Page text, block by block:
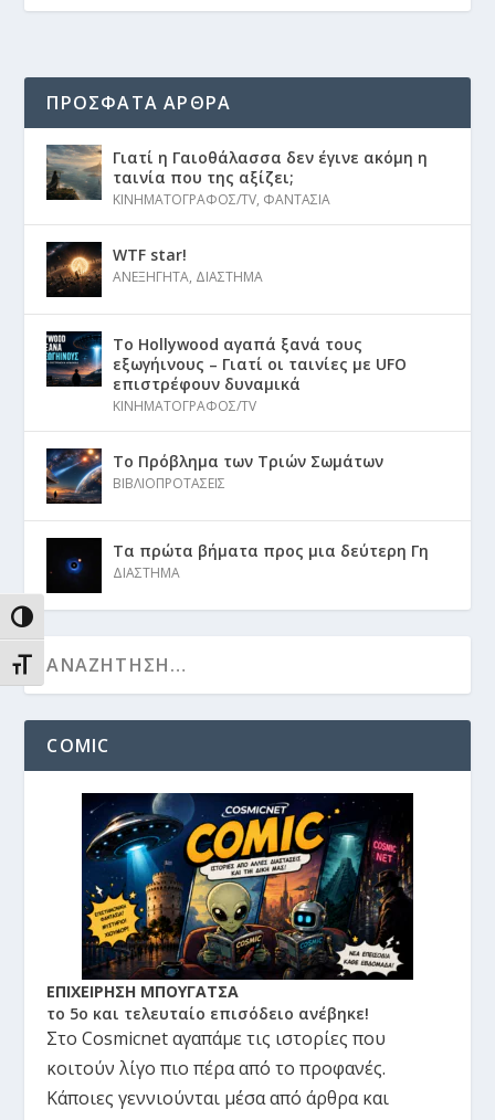
ΕΝΑΛΛΑΓΉ ΥΨΗΛΉΣ ΑΝΤΊΘΕΣΗΣ
ΕΝΑΛΛΑΓΉ ΜΕΓΈΘΟΥΣ ΓΡΑΜΜΆΤΩΝ
ΠΡΟΣΦΑΤΑ ΑΡΘΡΑ
Γιατί η Γαιοθάλασσα δεν έγινε ακόμη η
ταινία που της αξίζει;
ΚΙΝΗΜΑΤΟΓΡΑΦΟΣ/TV, ΦΑΝΤΑΣΙΑ
WTF star!
ΑΝΕΞΗΓΗΤΑ, ΔΙΑΣΤΗΜΑ
Το Hollywood αγαπά ξανά τους
εξωγήινους – Γιατί οι ταινίες με UFO
επιστρέφουν δυναμικά
ΚΙΝΗΜΑΤΟΓΡΑΦΟΣ/TV
Το Πρόβλημα των Τριών Σωμάτων
ΒΙΒΛΙΟΠΡΟΤΑΣΕΙΣ
Τα πρώτα βήματα προς μια δεύτερη Γη
ΔΙΑΣΤΗΜΑ
COMIC
ΕΠΙΧΕΙΡΗΣΗ ΜΠΟΥΓΑΤΣΑ
το 5ο και τελευταίο επισόδειο ανέβηκε!
Στο Cosmicnet αγαπάμε τις ιστορίες που
κοιτούν λίγο πιο πέρα από το προφανές.
Κάποιες γεννιούνται μέσα από άρθρα και